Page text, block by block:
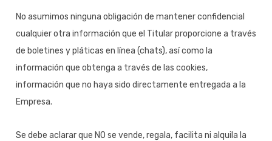
No asumimos ninguna obligación de mantener confidencial
cualquier otra información que el Titular proporcione a través
de boletines y pláticas en línea (chats), así como la
información que obtenga a través de las cookies,
información que no haya sido directamente entregada a la
Empresa.
Se debe aclarar que NO se vende, regala, facilita ni alquila la